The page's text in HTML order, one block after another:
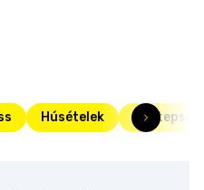
Húsételek Egytepsis